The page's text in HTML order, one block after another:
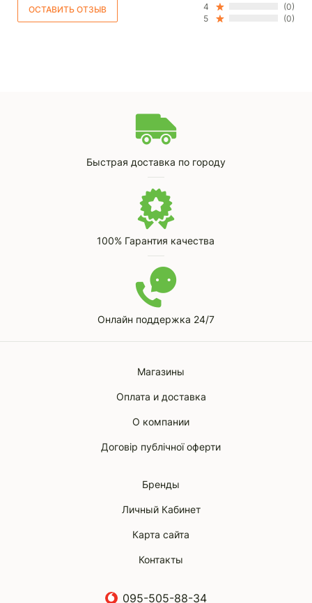
4
(0)
5
(0)
Быстрая доставка по городу
100% Гарантия качества
Онлайн поддержка 24/7
Магазины
Оплата и доставка
О компании
Договір публічної оферти
Бренды
Личный Кабинет
Карта сайта
Контакты
095-505-88-34